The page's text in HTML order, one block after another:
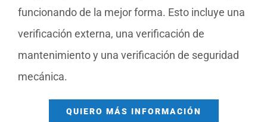
funcionando de la mejor forma. Esto incluye una
verificación externa, una verificación de
mantenimiento y una verificación de seguridad
mecánica.
QUIERO MÁS INFORMACIÓN